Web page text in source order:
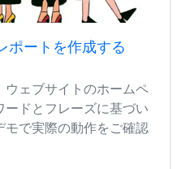
ポートを作成する
ェブサイトのホームペ
ドとフレーズに基づい
で実際の動作をご確認